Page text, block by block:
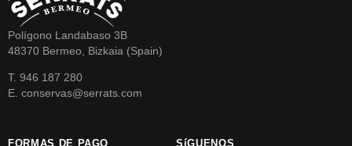
Polígono Landabaso 3B
48370 Bermeo, Bizkaia (Spain)
T. 946 187 280
E. conservas@serrats.com
FORMAS DE PAGO SíGUENOS